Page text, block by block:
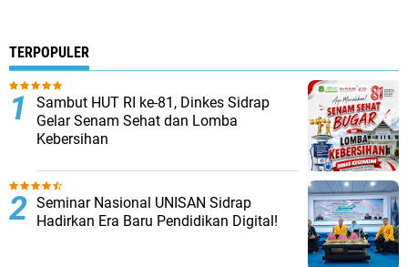
TERPOPULER
Sambut HUT RI ke-81, Dinkes Sidrap
Gelar Senam Sehat dan Lomba
Kebersihan
Seminar Nasional UNISAN Sidrap
Hadirkan Era Baru Pendidikan Digital!